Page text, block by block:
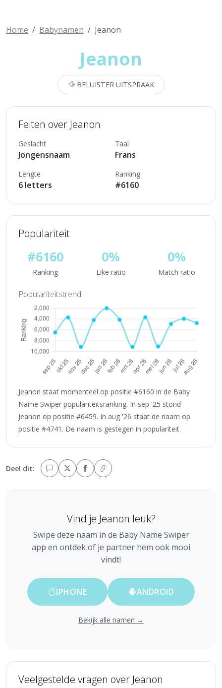
Home Babynamen Jeanon
Jeanon
BELUISTER UITSPRAAK
Feiten over Jeanon
Geslacht
Jongensnaam
Taal
Frans
Lengte
6 letters
Ranking
#6160
Populariteit
#6160
Ranking
0%
Like ratio
0%
Match ratio
Populariteitstrend
Jeanon staat momenteel op positie #6160 in de Baby
Name Swiper populariteitsranking. In sep '25 stond
Jeanon op positie #6459. In aug '26 staat de naam op
positie #4741. De naam is gestegen in populariteit.
Deel dit:
Vind je Jeanon leuk?
Swipe deze naam in de Baby Name Swiper
app en ontdek of je partner hem ook mooi
vindt!
IPHONE ANDROID
Bekijk alle namen →
Veelgestelde vragen over Jeanon